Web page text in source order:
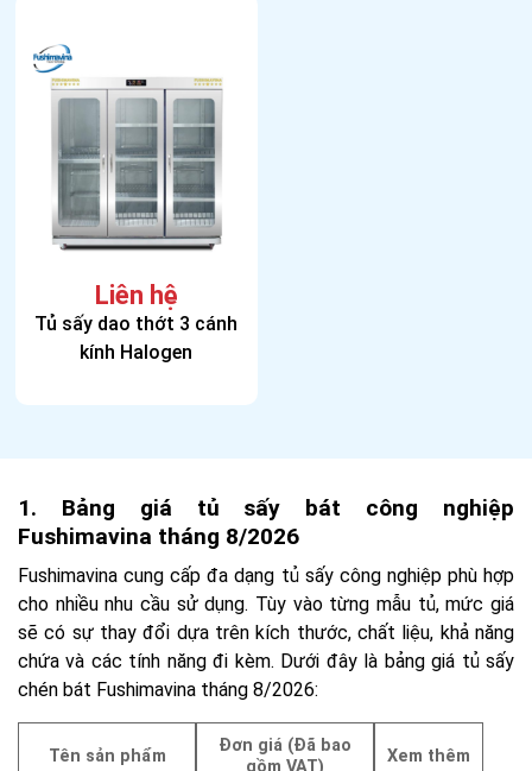
Tủ sấy dao thớt 3 cánh
kính Halogen
Liên hệ
1. Bảng giá tủ sấy bát công nghiệp
Fushimavina tháng 8/2026
Fushimavina cung cấp đa dạng tủ sấy công nghiệp phù hợp
cho nhiều nhu cầu sử dụng. Tùy vào từng mẫu tủ, mức giá
sẽ có sự thay đổi dựa trên kích thước, chất liệu, khả năng
chứa và các tính năng đi kèm. Dưới đây là bảng giá tủ sấy
chén bát Fushimavina tháng 8/2026:
Tên sản phẩm
Đơn giá (Đã bao
Xem thêm